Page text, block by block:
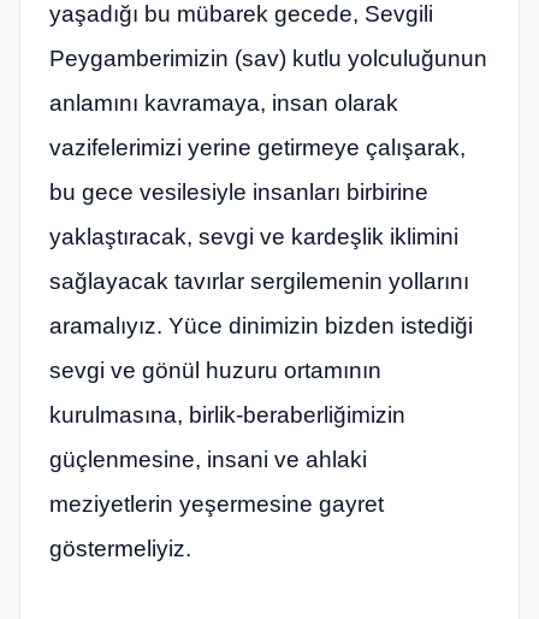
yaşadığı bu mübarek gecede, Sevgili
Peygamberimizin (sav) kutlu yolculuğunun
anlamını kavramaya, insan olarak
vazifelerimizi yerine getirmeye çalışarak,
bu gece vesilesiyle insanları birbirine
yaklaştıracak, sevgi ve kardeşlik iklimini
sağlayacak tavırlar sergilemenin yollarını
aramalıyız. Yüce dinimizin bizden istediği
sevgi ve gönül huzuru ortamının
kurulmasına, birlik-beraberliğimizin
güçlenmesine, insani ve ahlaki
meziyetlerin yeşermesine gayret
göstermeliyiz.